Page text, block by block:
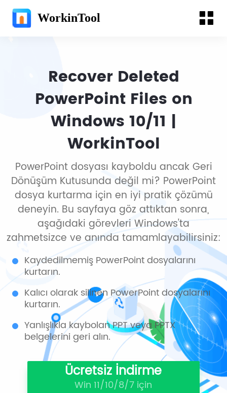
WorkinTool
Recover Deleted
PowerPoint Files on
Windows 10/11 |
WorkinTool
PowerPoint dosyası kayboldu ancak Geri
Dönüşüm Kutusunda değil mi? PowerPoint
dosya kurtarma için en iyi pratik çözümü
deneyin. Bu sayfaya göz attıktan sonra,
aşağıdaki görevleri Windows'ta
zahmetsizce ve anında tamamlayabilirsiniz:
Kaydedilmemiş PowerPoint dosyalarını
kurtarın.
Kalıcı olarak silinen PowerPoint dosyalarını
kurtarın.
Yanlışlıkla kaybolan PPT veya PPTX
belgelerini geri alın.
Ücretsiz İndirme
Win 11/10/8/7 için